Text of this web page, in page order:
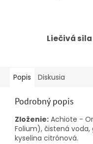
Liečivá
Popis Diskusia
Podrobný popis
Zloženie: Achiote -
Folium), čistená voda,
kyselina citrónová.